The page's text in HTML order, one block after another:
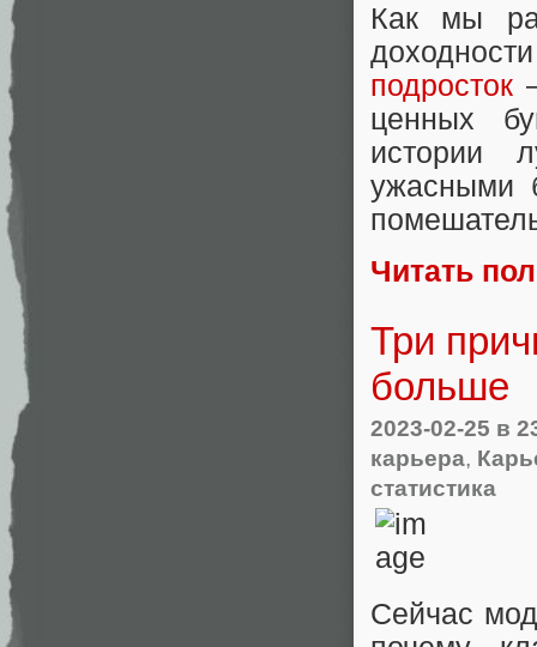
Как мы
подросток
ценных
истории
ужасными
Читать
Три
больше
2023-02-25 в
карьера,
статистика
Сейчас